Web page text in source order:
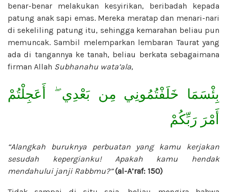
benar-benar melakukan kesyirikan, beribadah kepada
patung anak sapi emas. Mereka meratap dan menari-nari
di sekeliling patung itu, sehingga kemarahan beliau pun
memuncak. Sambil melemparkan lembaran Taurat yang
ada di tangannya ke tanah, beliau berkata sebagaimana
firman Allah Subhanahu wata’ala,
بِئْسَمَا خَلَفْتُمُونِي مِن بَعْدِي ۖ أَعَجِلْتُمْ
أَمْرَ رَبِّكُمْ
“Alangkah buruknya perbuatan yang kamu kerjakan
sesudah kepergianku! Apakah kamu hendak
mendahului janji Rabbmu?”(al-A’raf: 150)